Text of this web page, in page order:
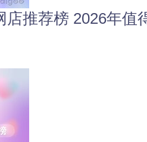
店推荐榜 2026年值